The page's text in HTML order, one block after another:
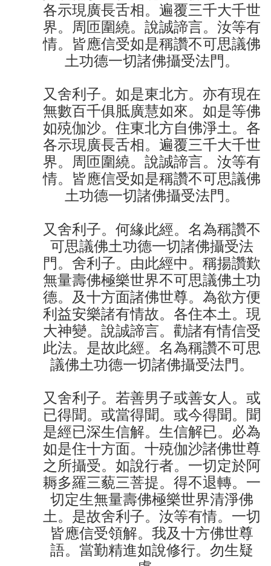
各示現廣長舌相。遍覆三千大千世
界。周匝圍繞。說誠諦言。汝等有
情。皆應信受如是稱讚不可思議佛
土功德一切諸佛攝受法門。
又舍利子。如是東北方。亦有現在
無數百千俱胝廣慧如來。如是等佛
如殑伽沙。住東北方自佛淨土。各
各示現廣長舌相。遍覆三千大千世
界。周匝圍繞。說誠諦言。汝等有
情。皆應信受如是稱讚不可思議佛
土功德一切諸佛攝受法門。
又舍利子。何緣此經。名為稱讚不
可思議佛土功德一切諸佛攝受法
門。舍利子。由此經中。稱揚讚歎
無量壽佛極樂世界不可思議佛土功
德。及十方面諸佛世尊。為欲方便
利益安樂諸有情故。各住本土。現
大神變。說誠諦言。勸諸有情信受
此法。是故此經。名為稱讚不可思
議佛土功德一切諸佛攝受法門。
又舍利子。若善男子或善女人。或
已得聞。或當得聞。或今得聞。聞
是經已深生信解。生信解已。必為
如是住十方面。十殑伽沙諸佛世尊
之所攝受。如說行者。一切定於阿
耨多羅三藐三菩提。得不退轉。一
切定生無量壽佛極樂世界清淨佛
土。是故舍利子。汝等有情。一切
皆應信受領解。我及十方佛世尊
語。當勤精進如說修行。勿生疑